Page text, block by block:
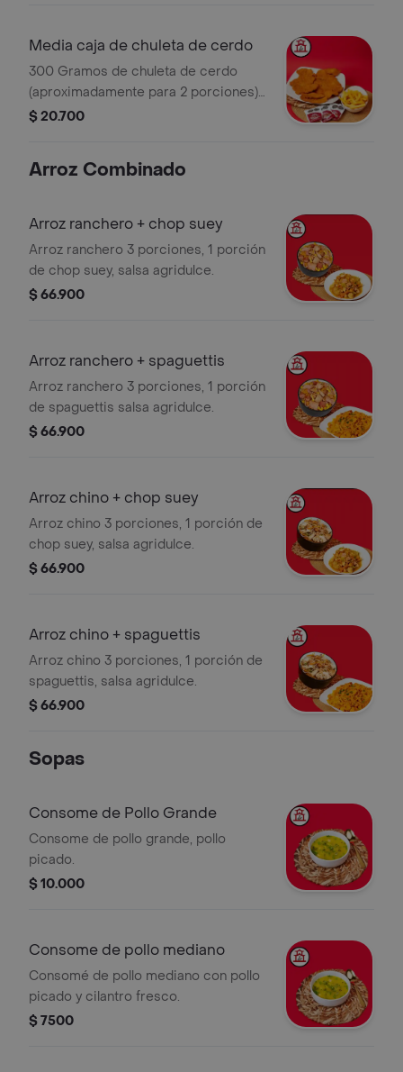
Media caja de chuleta de cerdo
300 Gramos de chuleta de cerdo
(aproximadamente para 2 porciones)
+ papas a la francesa.
$ 20.700
Arroz Combinado
Arroz ranchero + chop suey
Arroz ranchero 3 porciones, 1 porción
de chop suey, salsa agridulce.
$ 66.900
Arroz ranchero + spaguettis
Arroz ranchero 3 porciones, 1 porción
de spaguettis salsa agridulce.
$ 66.900
Arroz chino + chop suey
Arroz chino 3 porciones, 1 porción de
chop suey, salsa agridulce.
$ 66.900
Arroz chino + spaguettis
Arroz chino 3 porciones, 1 porción de
spaguettis, salsa agridulce.
$ 66.900
Sopas
Consome de Pollo Grande
Consome de pollo grande, pollo
picado.
$ 10.000
Consome de pollo mediano
Consomé de pollo mediano con pollo
picado y cilantro fresco.
$ 7500